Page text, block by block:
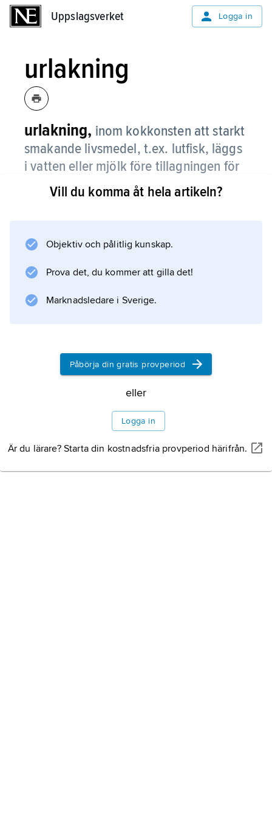
Uppslagsverket Logga in
urlakning
urlakning, inom kokkonsten att starkt
smakande livsmedel, t.ex. lutfisk, läggs
i vatten eller mjölk före tillagningen för
att dra ut exempelvis överflödig sälta.
Vill du komma åt hela artikeln?
Objektiv och pålitlig kunskap.
Prova det, du kommer att gilla det!
Marknadsledare i Sverige.
Påbörja din gratis provperiod
eller
Logga in
Är du lärare? Starta din kostnadsfria provperiod härifrån.